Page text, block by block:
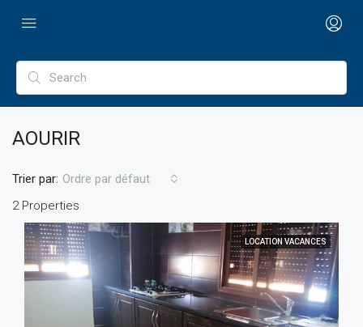
AOURIR
2 Properties
Trier par: Ordre par défaut
LOCATION VACANCES